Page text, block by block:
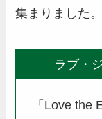
集まりました。
ラブ・
「Love the